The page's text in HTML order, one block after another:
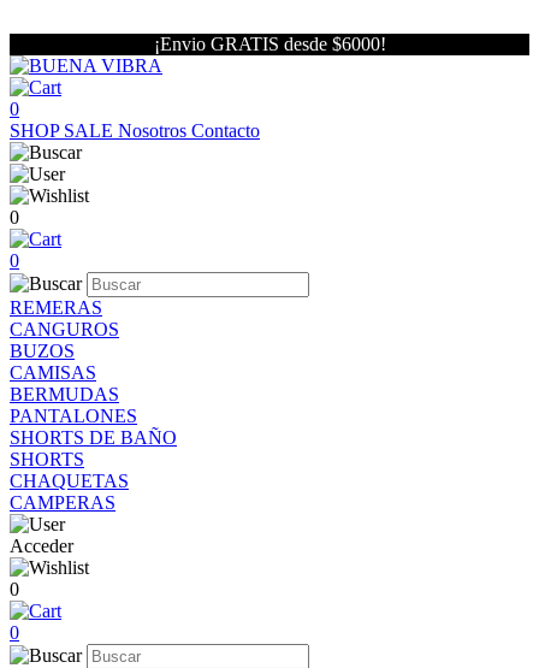
¡Envio GRATIS desde $6000!
0
SHOP SALE Nosotros Contacto
0
0
REMERAS
CANGUROS
BUZOS
CAMISAS
BERMUDAS
PANTALONES
SHORTS DE BAÑO
SHORTS
CHAQUETAS
CAMPERAS
Acceder
0
0